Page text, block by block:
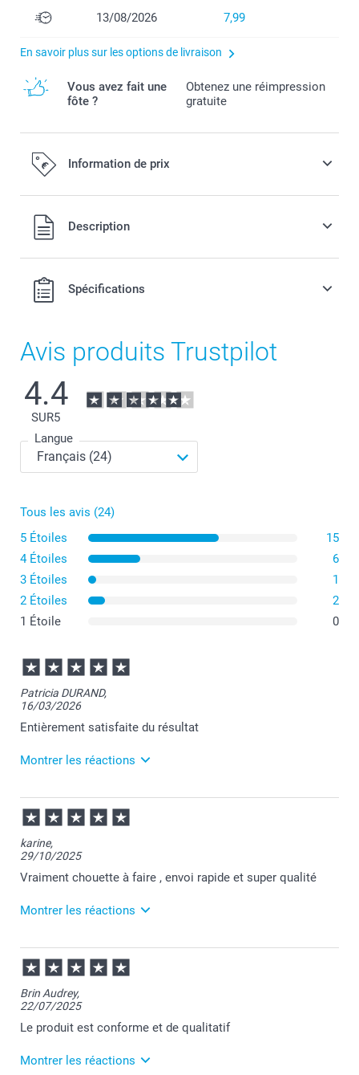
13/08/2026 7,99
En savoir plus sur les options de livraison
Vous avez fait une
fôte ?
Obtenez une réimpression
gratuite
Information de prix
Tous les prix sont en EURO (€), TVA incluse et hors frais de
port.
Description
Spécifications
Avis produits Trustpilot
4.4
SUR5
Langue
Tous les avis (24)
5 Étoiles
15
4 Étoiles
6
3 Étoiles
1
2 Étoiles
2
1 Étoile
0
Patricia DURAND,
16/03/2026
Entièrement satisfaite du résultat
Montrer les réactions
17/03/2026
09:03
Merci pour votre commande Patricia et je suis ravie
Je vous souhaite de passer une agréable journée.
Cordialement,
Florence@smartphoto
karine,
29/10/2025
Vraiment chouette à faire , envoi rapide et super qualité
Montrer les réactions
30/10/2025
12:07
Bonjour Karine,
Je vous remercie pour votre commande et votre avis
fait plaisir à lire.
Merci pour votre confiance en nos services.
Je vous souhaite une belle journée.
Cordialement,
Brin Audrey,
22/07/2025
Le produit est conforme et de qualitatif
Montrer les réactions